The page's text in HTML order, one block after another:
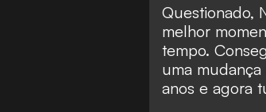
Questionado,
melhor
tempo.
uma
anos e agora